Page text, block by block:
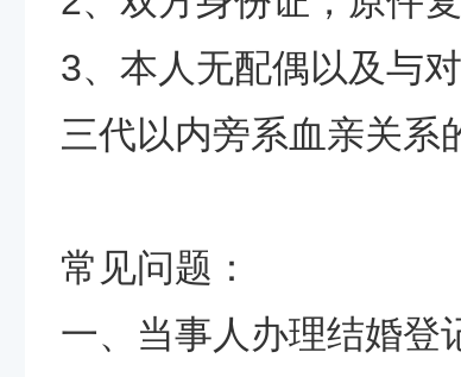
3、本人无配偶以及与
三代以内旁系血亲关系
常见问题：
一、当事人办理结婚登